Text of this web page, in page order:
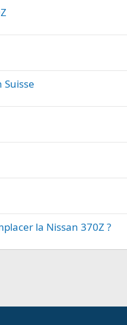
la Nissan 370Z ?